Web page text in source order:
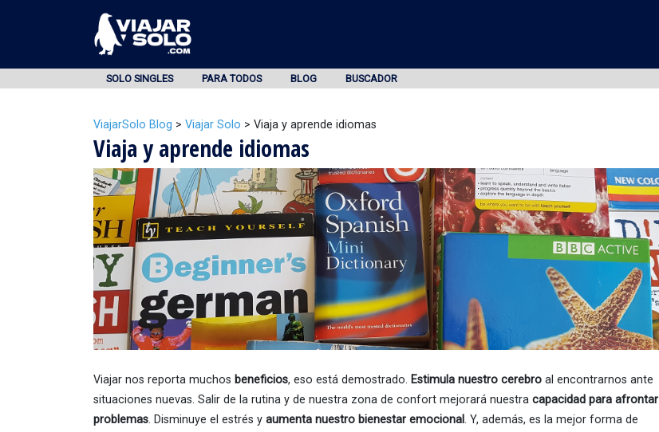
SOLO SINGLES PARA TODOS BLOG BUSCADOR
ViajarSolo Blog > Viajar Solo > Viaja y aprende idiomas
Viaja y aprende idiomas
Viajar nos reporta muchos beneficios, eso está demostrado. Estimula nuestro cerebro al encontrarnos ante
situaciones nuevas. Salir de la rutina y de nuestra zona de confort mejorará nuestra capacidad para afrontar
problemas. Disminuye el estrés y aumenta nuestro bienestar emocional. Y, además, es la mejor forma de